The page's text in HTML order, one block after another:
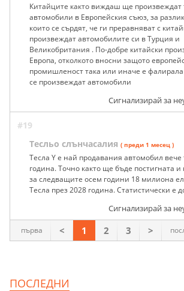
Китайците както виждаш ще произвеждат
автомобили в Европейския съюз, за
които се сърдят, че ги преравняват с
произвеждат автомобилите си в Турция и
Великобритания . По-добре китайски
Европа, отколкото вносни защото
промишленост така или иначе е
се произвеждат автомобили
Сигнализирай за
#19
Тесльо слънчасалия ( преди 1 месец )
Тесла Y е най продавания автомобил вече
година. Точно както ще бъде постигната и
за следващите осем години 18 милиона
Тесла през 2028 година. Статистически е
Сигнализирай за
първа < 1 2 3 >
ПОСЛЕДНИ